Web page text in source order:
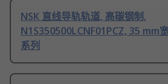
NSK 直线导轨轨道, 高碳钢制,
N1S350500LCNF01PCZ, 35 mm
系列